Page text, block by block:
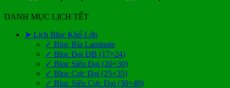
DANH MỤC LỊCH TẾT
➤ Lịch Bloc Khổ Lớn
✓ Bloc Bìa Laminate
✓ Bloc Đại ĐB (17×24)
✓ Bloc Siêu Đại (20×30)
✓ Bloc Cực Đại (25×35)
✓ Bloc Siêu Cực Đại (30×40)